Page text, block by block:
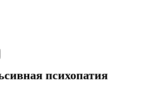
психопатия